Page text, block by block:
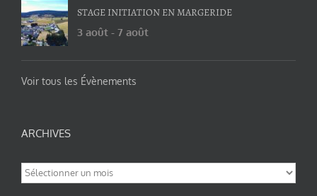
STAGE INITIATION EN MARGERIDE
3 août - 7 août
Voir tous les Évènements
ARCHIVES
Archives